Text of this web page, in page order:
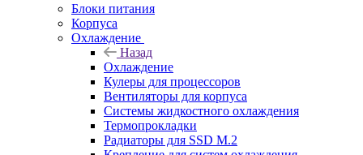
Блоки питания
Корпуса
Охлаждение
Назад
Охлаждение
Кулеры для процессоров
Вентиляторы для корпуса
Системы жидкостного охлаждения
Термопрокладки
Радиаторы для SSD M.2